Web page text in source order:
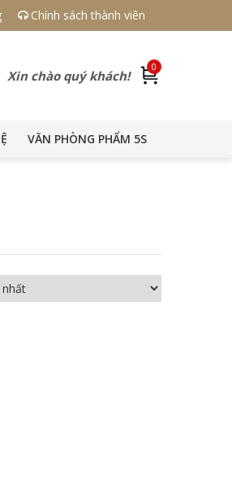
Chính sách thành viên
Xin chào quý khách!
0
VĂN PHÒNG PHẨM 5S